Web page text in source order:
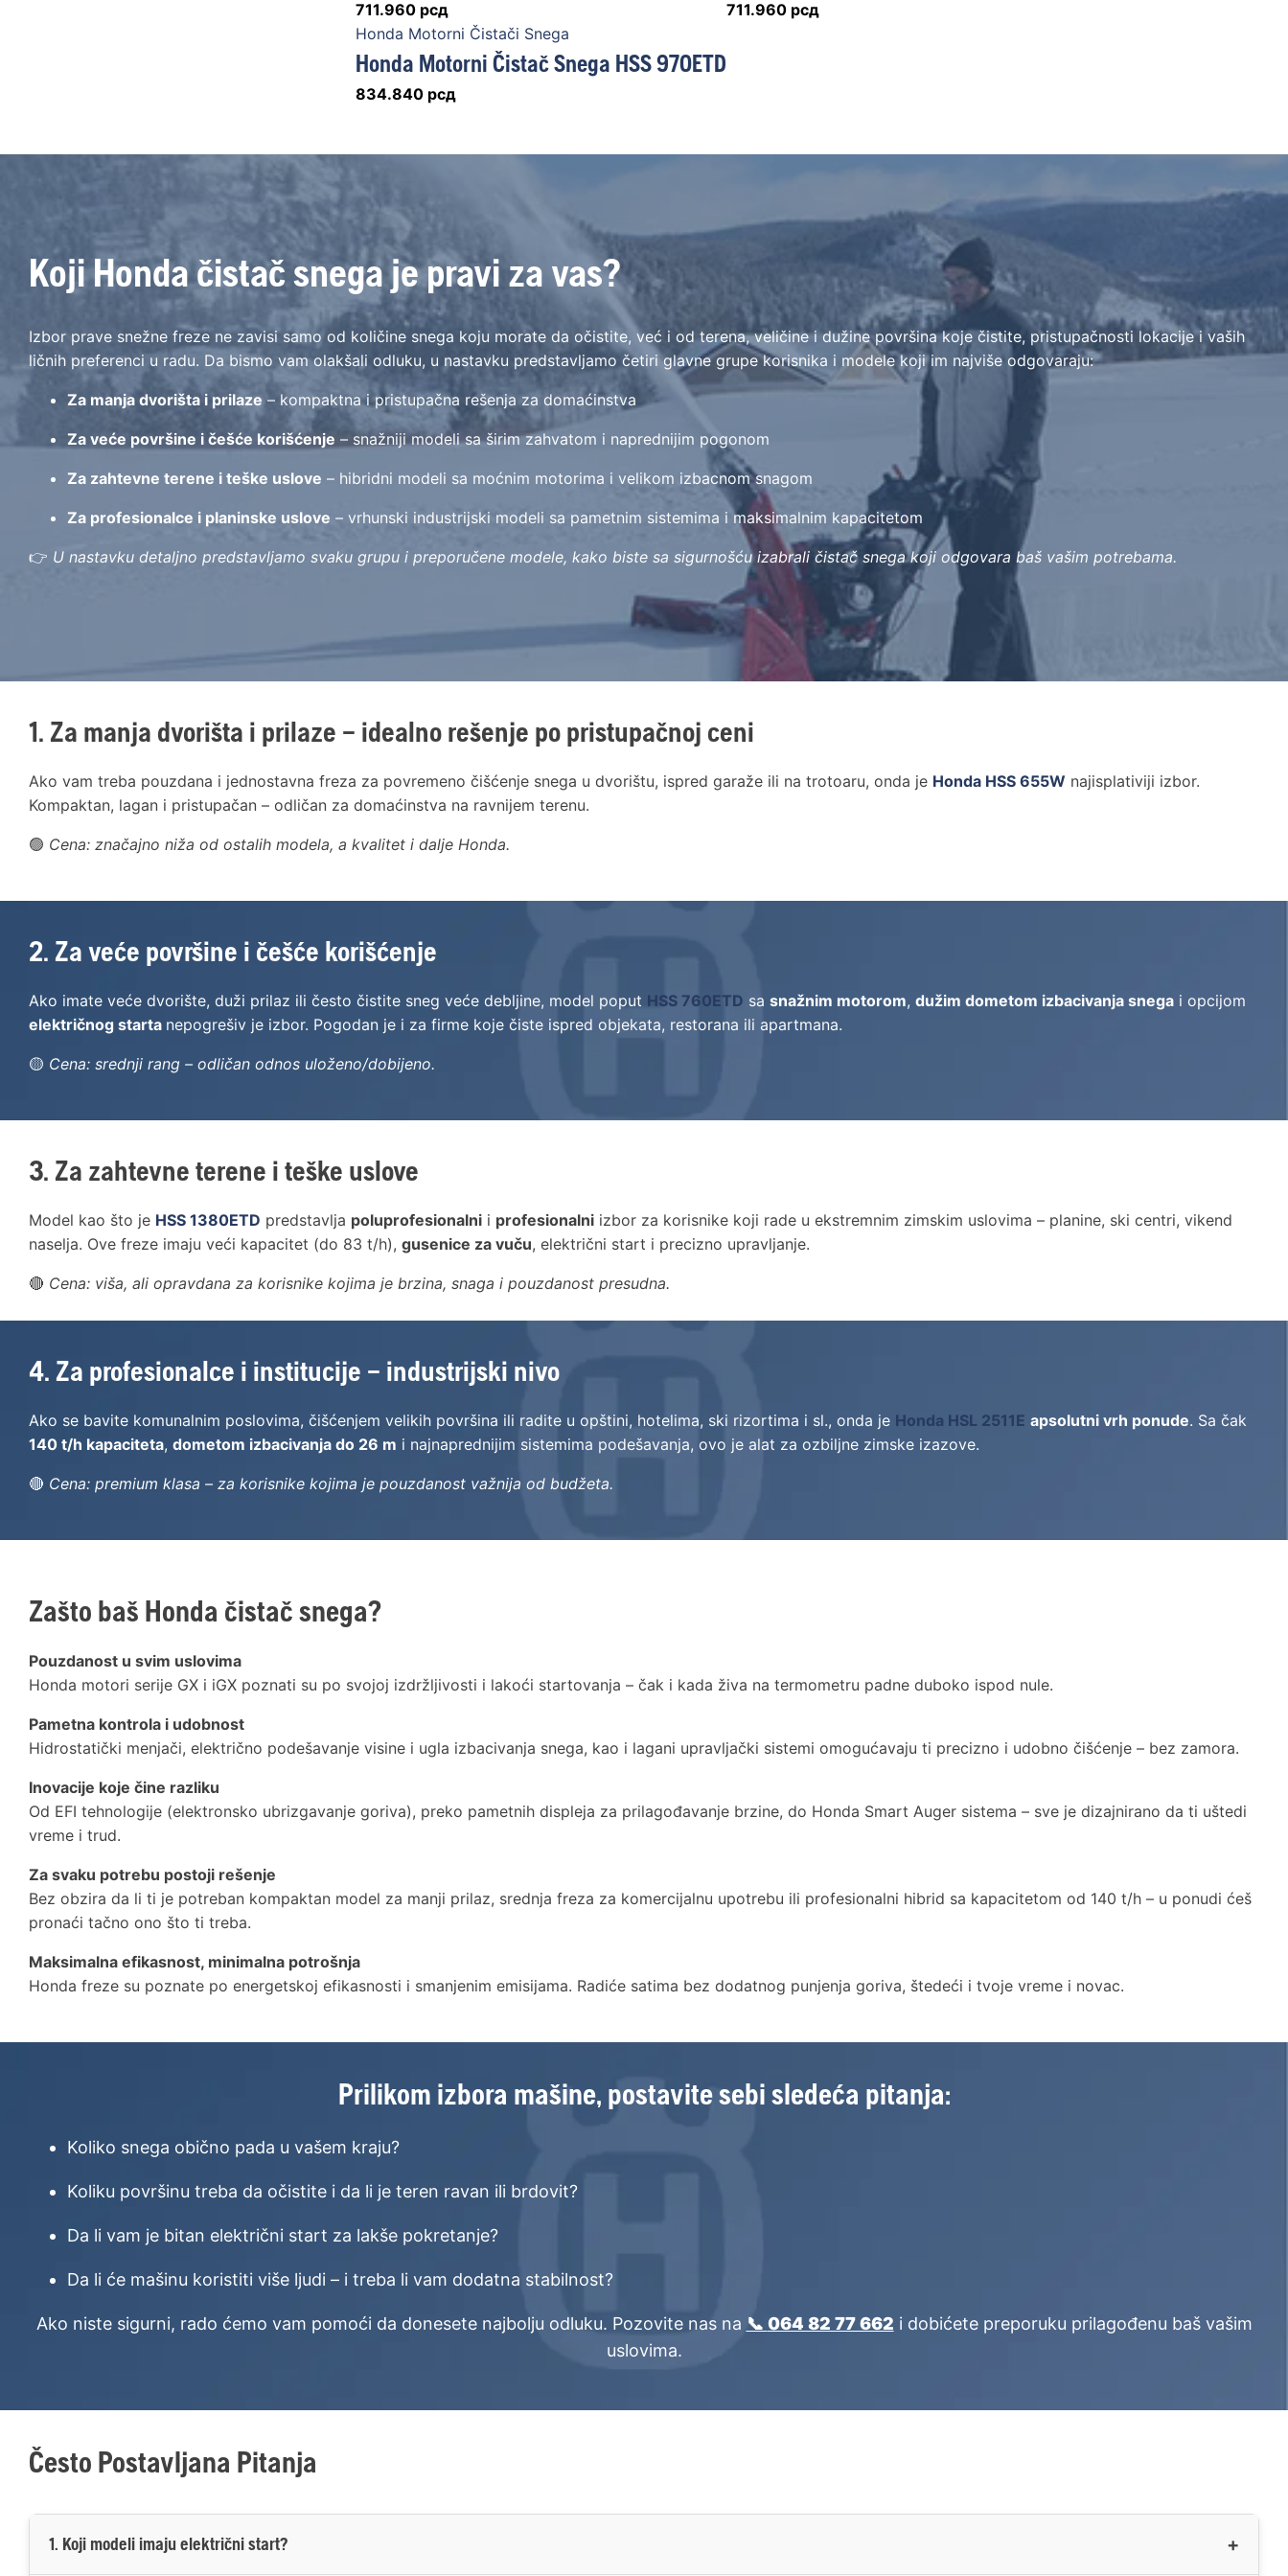
711.960 рсд 711.960 рсд
Honda Motorni Čistači Snega
Honda Motorni Čistač Snega HSS 970ETD
834.840 рсд
Koji Honda čistač snega je pravi za vas?
Izbor prave snežne freze ne zavisi samo od količine snega koju morate da očistite, već i od terena, veličine i dužine površina koje čistite, pristupačnosti lokacije i vaših
ličnih preferenci u radu. Da bismo vam olakšali odluku, u nastavku predstavljamo četiri glavne grupe korisnika i modele koji im najviše odgovaraju:
Za manja dvorišta i prilaze – kompaktna i pristupačna rešenja za domaćinstva
Za veće površine i češće korišćenje – snažniji modeli sa širim zahvatom i naprednijim pogonom
Za zahtevne terene i teške uslove – hibridni modeli sa moćnim motorima i velikom izbacnom snagom
Za profesionalce i planinske uslove – vrhunski industrijski modeli sa pametnim sistemima i maksimalnim kapacitetom
👉 U nastavku detaljno predstavljamo svaku grupu i preporučene modele, kako biste sa sigurnošću izabrali čistač snega koji odgovara baš vašim potrebama.
1. Za manja dvorišta i prilaze – idealno rešenje po pristupačnoj ceni
Ako vam treba pouzdana i jednostavna freza za povremeno čišćenje snega u dvorištu, ispred garaže ili na trotoaru, onda je Honda HSS 655W najisplativiji izbor.
Kompaktan, lagan i pristupačan – odličan za domaćinstva na ravnijem terenu.
🟢 Cena: značajno niža od ostalih modela, a kvalitet i dalje Honda.
2. Za veće površine i češće korišćenje
Ako imate veće dvorište, duži prilaz ili često čistite sneg veće debljine, model poput HSS 760ETD sa snažnim motorom, dužim dometom izbacivanja snega i opcijom
električnog starta nepogrešiv je izbor. Pogodan je i za firme koje čiste ispred objekata, restorana ili apartmana.
🟡 Cena: srednji rang – odličan odnos uloženo/dobijeno.
3. Za zahtevne terene i teške uslove
Model kao što je HSS 1380ETD predstavlja poluprofesionalni i profesionalni izbor za korisnike koji rade u ekstremnim zimskim uslovima – planine, ski centri, vikend
naselja. Ove freze imaju veći kapacitet (do 83 t/h), gusenice za vuču, električni start i precizno upravljanje.
🔴 Cena: viša, ali opravdana za korisnike kojima je brzina, snaga i pouzdanost presudna.
4. Za profesionalce i institucije – industrijski nivo
Ako se bavite komunalnim poslovima, čišćenjem velikih površina ili radite u opštini, hotelima, ski rizortima i sl., onda je Honda HSL 2511E apsolutni vrh ponude. Sa čak
140 t/h kapaciteta, dometom izbacivanja do 26 m i najnaprednijim sistemima podešavanja, ovo je alat za ozbiljne zimske izazove.
🔴 Cena: premium klasa – za korisnike kojima je pouzdanost važnija od budžeta.
Zašto baš Honda čistač snega?
Pouzdanost u svim uslovima
Honda motori serije GX i iGX poznati su po svojoj izdržljivosti i lakoći startovanja – čak i kada živa na termometru padne duboko ispod nule.
Pametna kontrola i udobnost
Hidrostatički menjači, električno podešavanje visine i ugla izbacivanja snega, kao i lagani upravljački sistemi omogućavaju ti precizno i udobno čišćenje – bez zamora.
Inovacije koje čine razliku
Od EFI tehnologije (elektronsko ubrizgavanje goriva), preko pametnih displeja za prilagođavanje brzine, do Honda Smart Auger sistema – sve je dizajnirano da ti uštedi
vreme i trud.
Za svaku potrebu postoji rešenje
Bez obzira da li ti je potreban kompaktan model za manji prilaz, srednja freza za komercijalnu upotrebu ili profesionalni hibrid sa kapacitetom od 140 t/h – u ponudi ćeš
pronaći tačno ono što ti treba.
Maksimalna efikasnost, minimalna potrošnja
Honda freze su poznate po energetskoj efikasnosti i smanjenim emisijama. Radiće satima bez dodatnog punjenja goriva, štedeći i tvoje vreme i novac.
Prilikom izbora mašine, postavite sebi sledeća pitanja:
Koliko snega obično pada u vašem kraju?
Koliku površinu treba da očistite i da li je teren ravan ili brdovit?
Da li vam je bitan električni start za lakše pokretanje?
Da li će mašinu koristiti više ljudi – i treba li vam dodatna stabilnost?
Ako niste sigurni, rado ćemo vam pomoći da donesete najbolju odluku. Pozovite nas na 📞 064 82 77 662 i dobićete preporuku prilagođenu baš vašim
uslovima.
Često Postavljana Pitanja
1. Koji modeli imaju električni start? +